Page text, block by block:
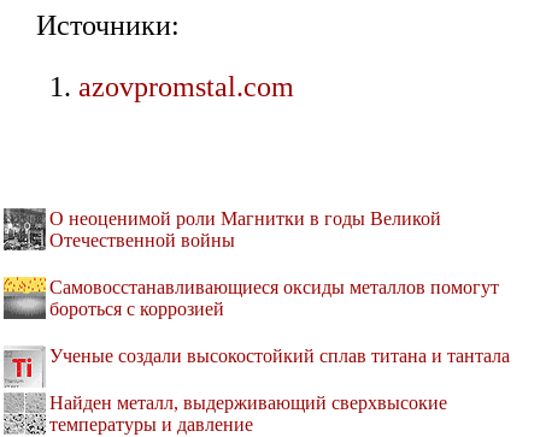
Источники:
azovpromstal.com
О неоценимой роли Магнитки в годы Великой
Отечественной войны
Самовосстанавливающиеся оксиды металлов помогут
бороться с коррозией
Ученые создали высокостойкий сплав титана и тантала
Найден металл, выдерживающий сверхвысокие
температуры и давление